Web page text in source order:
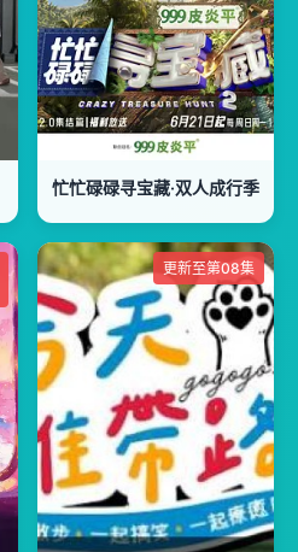
忙忙碌碌寻宝藏·双人成行季
更新至第08集